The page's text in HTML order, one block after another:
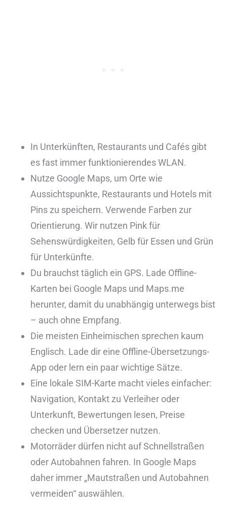
In Unterkünften, Restaurants und Cafés gibt
es fast immer funktionierendes WLAN.
Nutze Google Maps, um Orte wie
Aussichtspunkte, Restaurants und Hotels mit
Pins zu speichern. Verwende Farben zur
Orientierung. Wir nutzen Pink für
Sehenswürdigkeiten, Gelb für Essen und Grün
für Unterkünfte.
Du brauchst täglich ein GPS. Lade Offline-
Karten bei Google Maps und Maps.me
herunter, damit du unabhängig unterwegs bist
– auch ohne Empfang.
Die meisten Einheimischen sprechen kaum
Englisch. Lade dir eine Offline-Übersetzungs-
App oder lern ein paar wichtige Sätze.
Eine lokale SIM-Karte macht vieles einfacher:
Navigation, Kontakt zu Verleiher oder
Unterkunft, Bewertungen lesen, Preise
checken und Übersetzer nutzen.
Motorräder dürfen nicht auf Schnellstraßen
oder Autobahnen fahren. In Google Maps
daher immer „Mautstraßen und Autobahnen
vermeiden“ auswählen.